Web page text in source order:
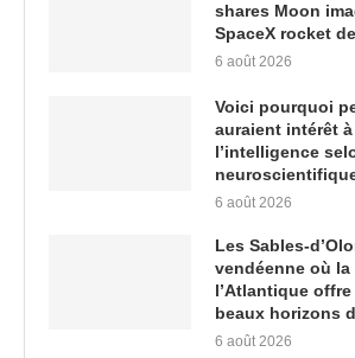
shares Moon
SpaceX rocket
6 août 2026
Voici pourquoi
auraient intérêt
l’intelligence
6 août 2026
Les Sables-
vendéenne où la
l’Atlantique
beaux horizons
6 août 2026